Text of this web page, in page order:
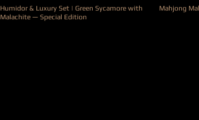
Humidor & Luxury Set | Green Sycamore with
Malachite — Special Edition
Mahjong